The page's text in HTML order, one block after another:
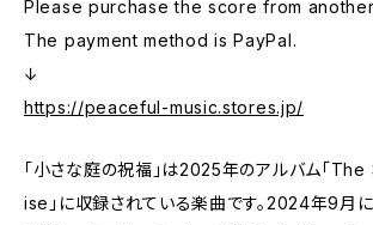
Please purchase the score from
The payment method is PayPal.
↓
https://peaceful-music.stores.jp/
「小さな庭の祝福」は2025年のアルバム「
ise」に収録されている楽曲です。2024年9月